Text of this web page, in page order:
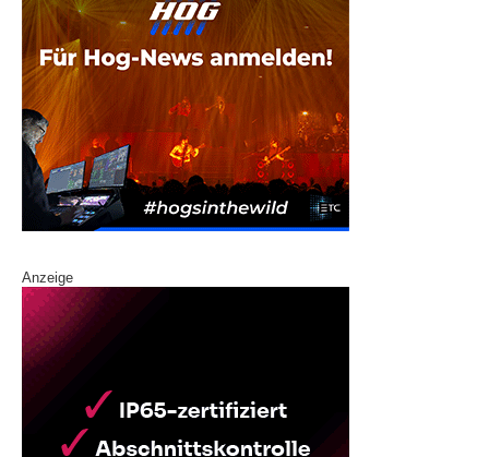
Anzeige